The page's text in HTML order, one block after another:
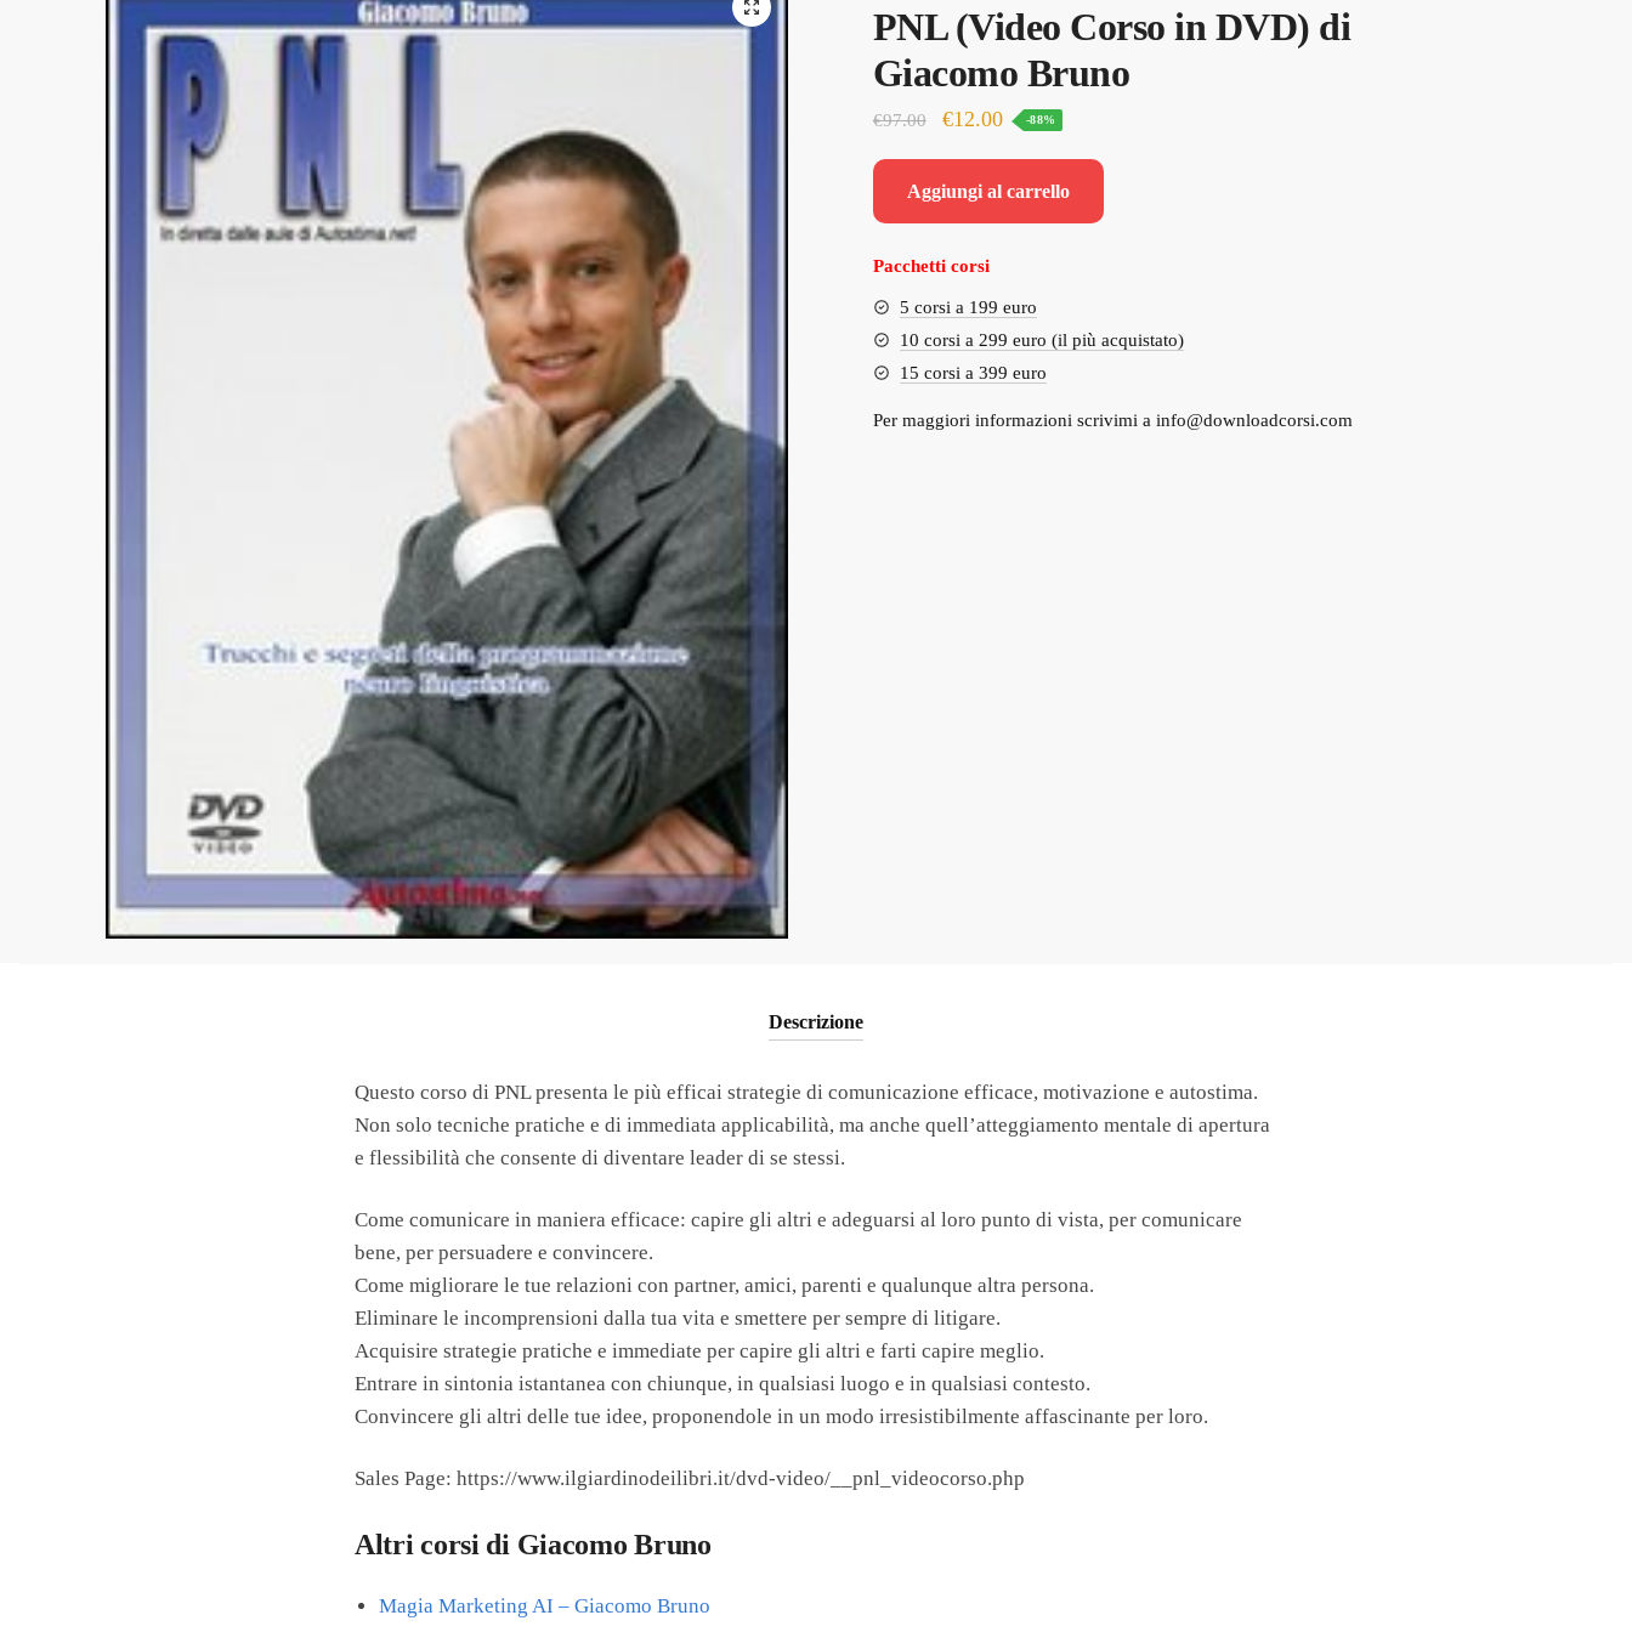
🔍
PNL (Video Corso in DVD) di
Giacomo Bruno
€97.00
Il
originale
era:
€97.00.
€12.00Il
attuale
è:
-88%
Aggiungi al carrello
Pacchetti corsi
5 corsi a 199 euro
10 corsi a 299 euro (il più acquistato)
15 corsi a 399 euro
Per maggiori informazioni scrivimi a info@downloadcorsi.com
Descrizione
Questo corso di PNL presenta le più efficai strategie di comunicazione efficace, motivazione e autostima.
Non solo tecniche pratiche e di immediata applicabilità, ma anche quell’atteggiamento mentale di apertura
e flessibilità che consente di diventare leader di se stessi.
Come comunicare in maniera efficace: capire gli altri e adeguarsi al loro punto di vista, per comunicare
bene, per persuadere e convincere.
Come migliorare le tue relazioni con partner, amici, parenti e qualunque altra persona.
Eliminare le incomprensioni dalla tua vita e smettere per sempre di litigare.
Acquisire strategie pratiche e immediate per capire gli altri e farti capire meglio.
Entrare in sintonia istantanea con chiunque, in qualsiasi luogo e in qualsiasi contesto.
Convincere gli altri delle tue idee, proponendole in un modo irresistibilmente affascinante per loro.
Sales Page: https://www.ilgiardinodeilibri.it/dvd-video/__pnl_videocorso.php
Altri corsi di Giacomo Bruno
Magia Marketing AI – Giacomo Bruno